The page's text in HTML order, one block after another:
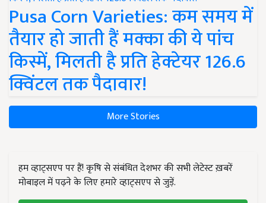
Pusa Corn Varieties: कम समय में
तैयार हो जाती हैं मक्का की ये पांच
किस्में, मिलती है प्रति हेक्टेयर 126.6
क्विंटल तक पैदावार!
More Stories
हम व्हाट्सएप पर हैं! कृषि से संबंधित देशभर की सभी लेटेस्ट ख़बरें
मोबाइल में पढ़ने के लिए हमारे व्हाट्सएप से जुड़ें.